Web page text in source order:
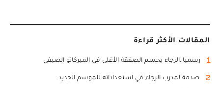
المقالات الأكثر قراءة
1 رسميا..الرجاء يحسم الصفقة الأغلى في الميركاتو الصيفي
2 صدمة لمدرب الرجاء في استعداداته للموسم الجديد